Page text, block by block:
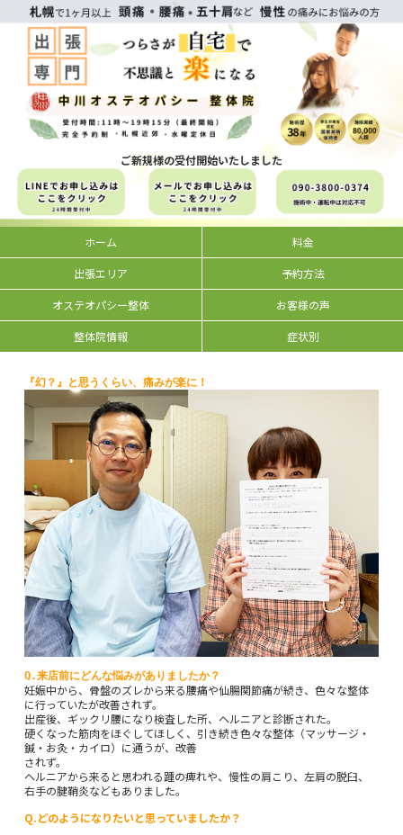
ご新規様の受付開始いたしました
ホーム 料金
出張エリア 予約方法
オステオパシー整体 お客様の声
整体院情報 症状別
『幻？』と思うくらい、痛みが楽に！
Q.来店前にどんな悩みがありましたか？
妊娠中から、骨盤のズレから来る腰痛や仙腸関節痛が続き、色々な整体
に行っていたが改善されず。
出産後、ギックリ腰になり検査した所、ヘルニアと診断された。
硬くなった筋肉をほぐしてほしく、引き続き色々な整体（マッサージ・
鍼・お灸・カイロ）に通うが、改善
されず。
ヘルニアから来ると思われる踵の痺れや、慢性の肩こり、左肩の脱臼、
右手の腱鞘炎などもありました。
Q.どのようになりたいと思っていましたか？